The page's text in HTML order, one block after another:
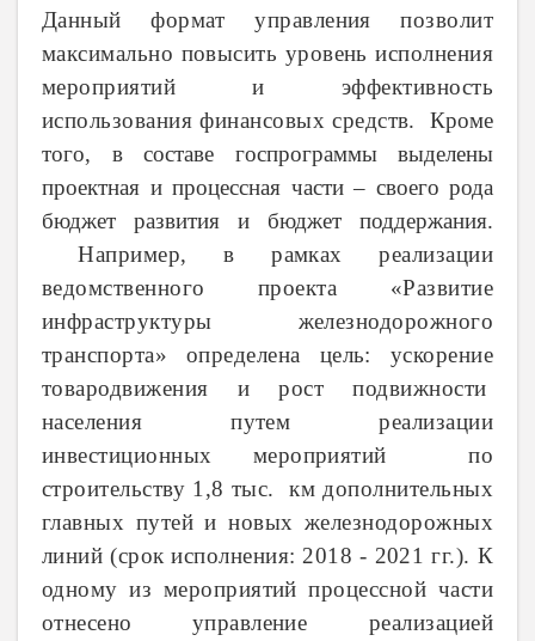
Данный формат управления позволит
максимально повысить уровень исполнения
мероприятий и эффективность
использования финансовых средств.
Кроме
того, в составе госпрограммы выделены
проектная и процессная части– своего рода
бюджет развития и бюджет поддержания.
Например, в рамках реализации
ведомственного проекта «Развитие
инфраструктуры железнодорожного
транспорта» определена цель: ускорение
товародвижения и рост подвижности
населения путем реализации
инвестиционных мероприятий по
строительству 1,8 тыс. км дополнительных
главных путей и новых железнодорожных
линий (срок исполнения: 2018 - 2021 гг.). К
одному из мероприятий процессной части
отнесено
управление реализацией